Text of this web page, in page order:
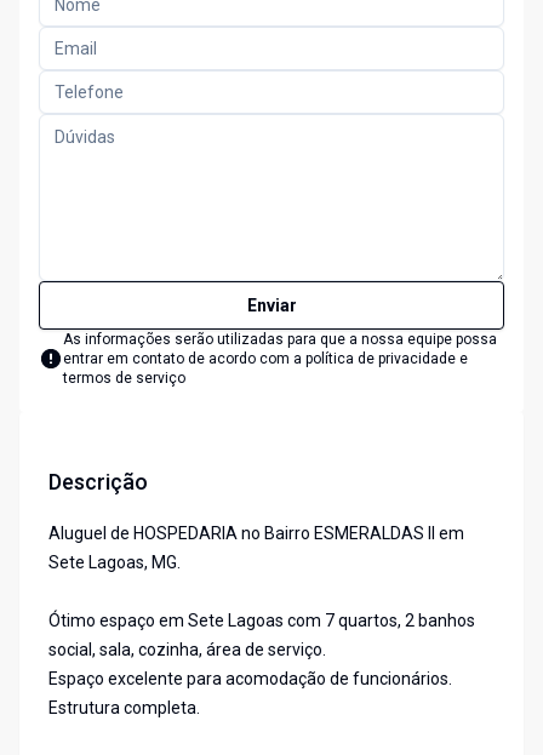
Enviar
As informações serão utilizadas para que a nossa equipe possa
entrar em contato de acordo com a política de privacidade e
termos de serviço
Descrição
Aluguel de HOSPEDARIA no Bairro ESMERALDAS II em
Sete Lagoas, MG.
Ótimo espaço em Sete Lagoas com 7 quartos, 2 banhos
social, sala, cozinha, área de serviço.
Espaço excelente para acomodação de funcionários.
Estrutura completa.